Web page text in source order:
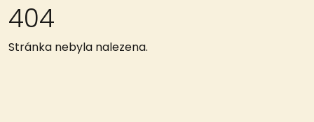
404
Stránka nebyla nalezena.